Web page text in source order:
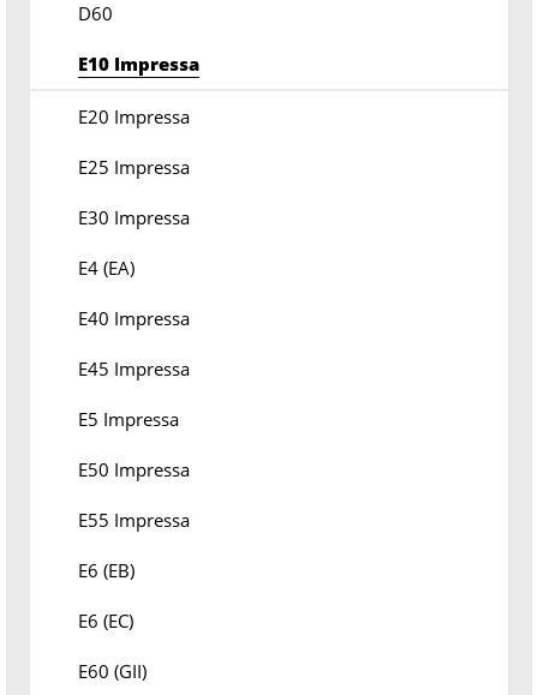
D60
E10 Impressa
E20 Impressa
E25 Impressa
E30 Impressa
E4 (EA)
E40 Impressa
E45 Impressa
E5 Impressa
E50 Impressa
E55 Impressa
E6 (EB)
E6 (EC)
E60 (GII)